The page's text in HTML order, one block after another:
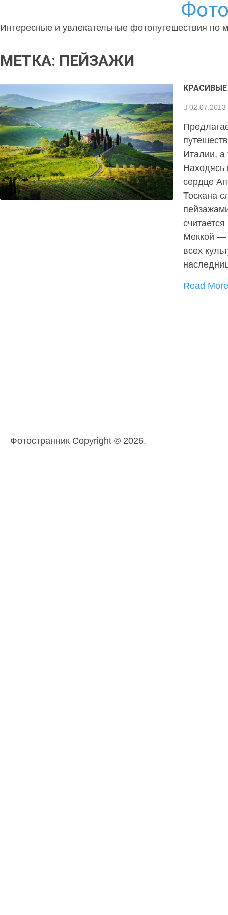
Интересные и увлекательные фотопутешествия по
МЕТКА: ПЕЙЗАЖИ
02.07.2013
Италии, а
Находясь
сердце
Тоскана
Меккой —
всех
Read
ФотостранникCopyright © 2026.